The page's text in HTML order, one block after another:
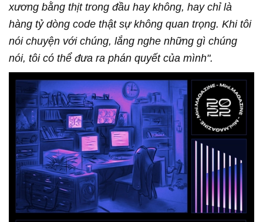
xương bằng thịt trong đầu hay không, hay chỉ là
hàng tỷ dòng code thật sự không quan trọng. Khi tôi
nói chuyện với chúng, lắng nghe những gì chúng
nói, tôi có thể đưa ra phán quyết của mình".